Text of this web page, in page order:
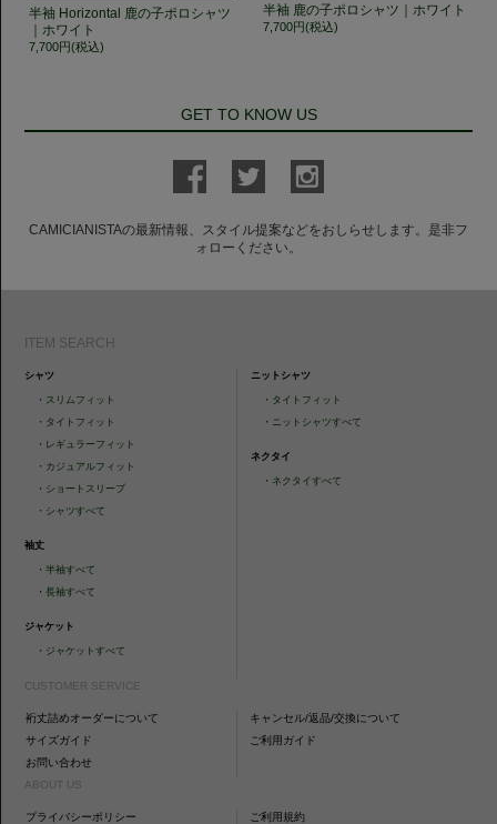
半袖 Horizontal 鹿の子ポロシャツ
｜ホワイト
7,700円(税込)
半袖 鹿の子ポロシャツ｜ホワイト
7,700円(税込)
GET TO KNOW US
CAMICIANISTAの最新情報、スタイル提案などをおしらせします。是非フ
ォローください。
ITEM SEARCH
シャツ
・ スリムフィット
・ タイトフィット
・ レギュラーフィット
・ カジュアルフィット
・ ショートスリーブ
・ シャツすべて
袖丈
・半袖すべて
・長袖すべて
ジャケット
・ ジャケットすべて
ニットシャツ
・ タイトフィット
・ ニットシャツすべて
ネクタイ
・ ネクタイすべて
CUSTOMER SERVICE
裄丈詰めオーダーについて
キャンセル/返品/交換について
サイズガイド
ご利用ガイド
お問い合わせ
ABOUT US
プライバシーポリシー
ご利用規約